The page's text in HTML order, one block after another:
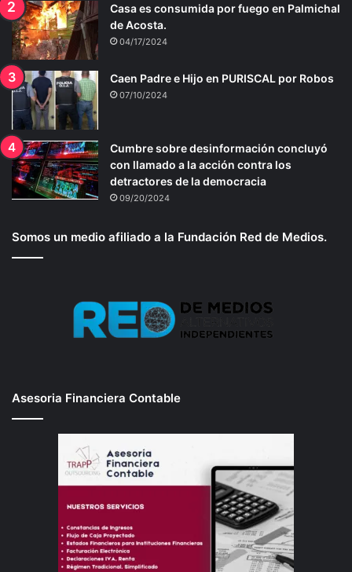
Casa es consumida por fuego en Palmichal
de Acosta.
04/17/2024
Caen Padre e Hijo en PURISCAL por Robos
07/10/2024
Cumbre sobre desinformación concluyó
con llamado a la acción contra los
detractores de la democracia
09/20/2024
Somos un medio afiliado a la Fundación Red de Medios.
Asesoria Financiera Contable